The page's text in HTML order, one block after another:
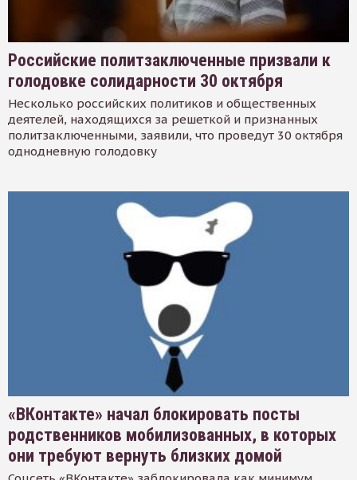
Российские политзаключенные призвали к
голодовке солидарности 30 октября
Несколько российских политиков и общественных
деятелей, находящихся за решеткой и признанных
политзаключенными, заявили, что проведут 30 октября
однодневную голодовку
«ВКонтакте» начал блокировать посты
родственников мобилизованных, в которых
они требуют вернуть близких домой